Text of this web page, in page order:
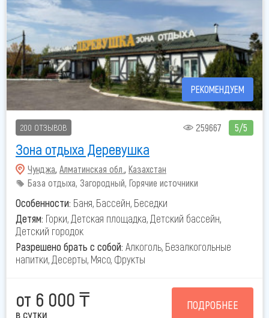
РЕКОМЕНДУЕМ
200 ОТЗЫВОВ 259667 5/5
Зона отдыха Деревушка
Чунджа, Алматинская обл. , Казахстан
База отдыха, Загородный, Горячие источники
Особенности: Баня, Бассейн, Беседки
Детям: Горки, Детская площадка, Детский бассейн,
Детский городок
Разрешено брать с собой: Алкоголь, Безалкогольные
напитки, Десерты, Мясо, Фрукты
от 6 000 ₸
в сутки
ПОДРОБНЕЕ